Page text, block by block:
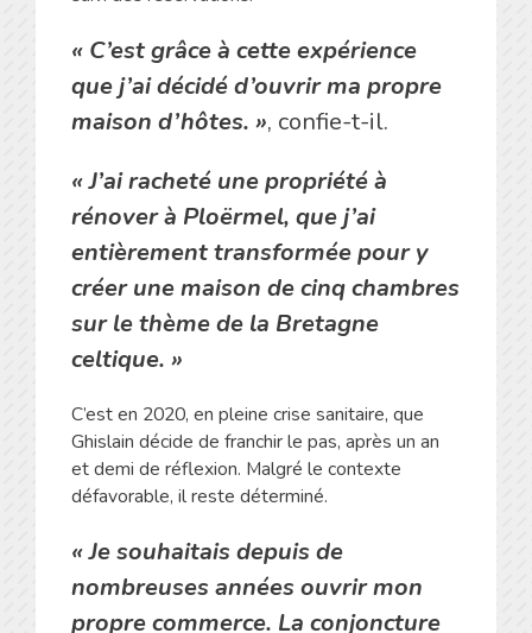
« C’est grâce à cette expérience
que j’ai décidé d’ouvrir ma propre
maison d’hôtes. », confie-t-il.
«J’ai racheté une propriété à
rénover à Ploërmel, que j’ai
entièrement transformée pour y
créer une maison de cinq chambres
sur le thème de la Bretagne
celtique. »
C’est en 2020, en pleine crise sanitaire, que
Ghislain décide de franchir le pas, après un an
et demi de réflexion. Malgré le contexte
défavorable, il reste déterminé.
« Je souhaitais depuis de
nombreuses années ouvrir mon
propre commerce. La conjoncture